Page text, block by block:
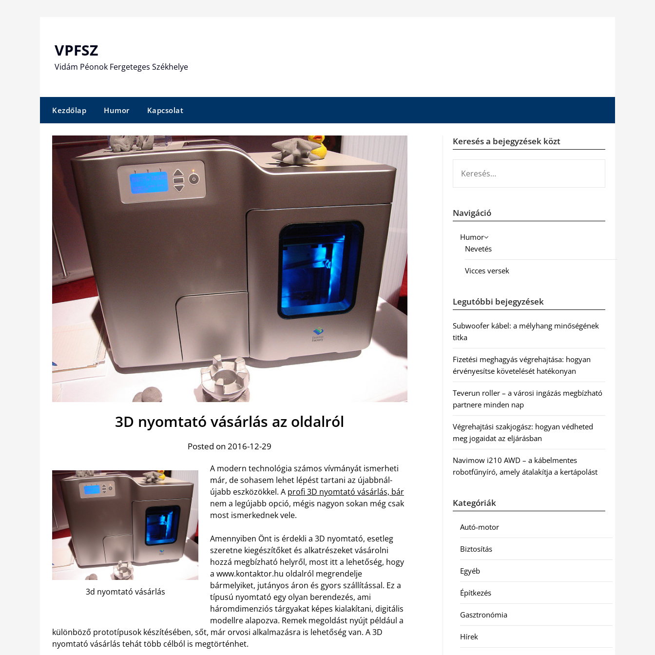
VPFSZ
Vidám Péonok Fergeteges Székhelye
Kezdőlap Humor Kapcsolat
3D nyomtató vásárlás az oldalról
Posted on 2016-12-29
3d nyomtató vásárlás
A modern technológia számos vívmányát ismerheti
már, de sohasem lehet lépést tartani az újabbnál-
újabb eszközökkel. A profi 3D nyomtató vásárlás, bár
nem a legújabb opció, mégis nagyon sokan még csak
most ismerkednek vele.
Amennyiben Önt is érdekli a 3D nyomtató, esetleg
szeretne kiegészítőket és alkatrészeket vásárolni
hozzá megbízható helyről, most itt a lehetőség, hogy
a www.kontaktor.hu oldalról megrendelje
bármelyiket, jutányos áron és gyors szállítással. Ez a
típusú nyomtató egy olyan berendezés, ami
háromdimenziós tárgyakat képes kialakítani, digitális
modellre alapozva. Remek megoldást nyújt például a
különböző prototípusok készítésében, sőt, már orvosi alkalmazásra is lehetőség van. A 3D
nyomtató vásárlás tehát több célból is megtörténhet.
Keresés a bejegyzések közt
Navigáció
Humor
Nevetés
Vicces versek
Legutóbbi bejegyzések
Subwoofer kábel: a mélyhang minőségének
titka
Fizetési meghagyás végrehajtása: hogyan
érvényesítse követelését hatékonyan
Teverun roller – a városi ingázás megbízható
partnere minden nap
Végrehajtási szakjogász: hogyan védheted
meg jogaidat az eljárásban
Navimow i210 AWD – a kábelmentes
robotfűnyíró, amely átalakítja a kertápolást
Kategóriák
Autó-motor
Biztosítás
Egyéb
Építkezés
Gasztronómia
Hírek